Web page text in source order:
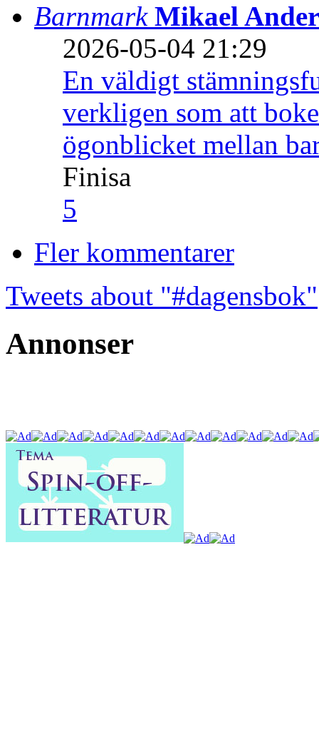
Barnmark Mikael
2026-05-04 21:29
En väldigt
verkligen som att
ögonblicket mellan
Finisa
5
Fler kommentarer
Tweets about "#dagensbok"
Annonser